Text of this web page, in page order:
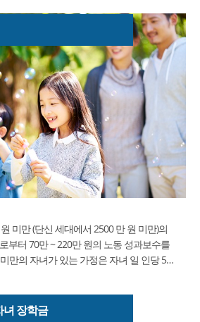
미만 (단신 세대에서 2500 만 원 미만)의
부터 70만 ~ 220만 원의 노동 성과보수를
만의 자녀가 있는 가정은 자녀 일 인당 50
장학금